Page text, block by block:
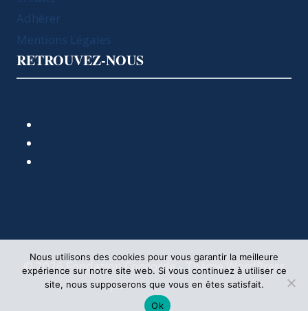
Adhérer
Mentions Légales
RETROUVEZ-NOUS
© 2026 Fondation Concorde - Thème WordPress
parKadence WP
Nous utilisons des cookies pour vous garantir la meilleure
expérience sur notre site web. Si vous continuez à utiliser ce
site, nous supposerons que vous en êtes satisfait.
Ok